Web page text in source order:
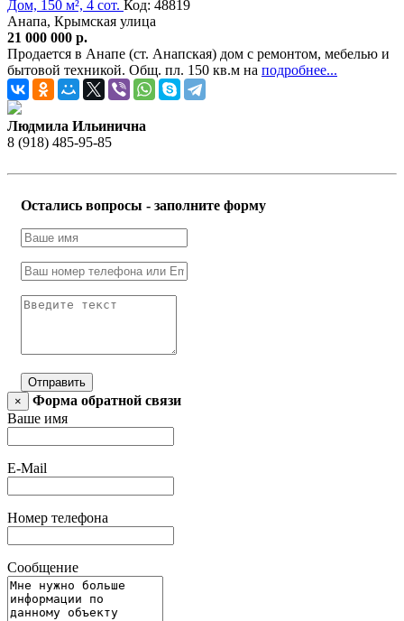
Дом, 150 м², 4 сот. Код: 48819
Анапа, Крымская улица
21 000 000 р.
Продается в Анапе (ст. Анапская) дом с ремонтом, мебелью и
бытовой техникой. Общ. пл. 150 кв.м на подробнее...
Людмила Ильинична
8 (918) 485-95-85
Остались вопросы - заполните форму
Отправить
×
Форма обратной связи
Ваше имя
E-Mail
Номер телефона
Сообщение